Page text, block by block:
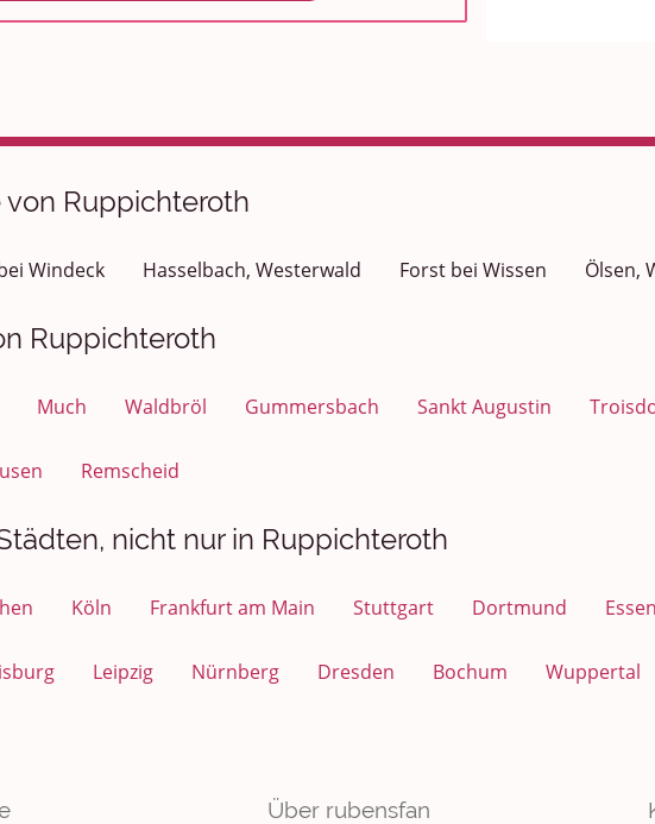
Ruppichteroth
Windeck Hasselbach, Westerwald Forst bei Wissen Ölsen,
Ruppichteroth
Much Waldbröl Gummersbach Sankt Augustin
Remscheid
nicht nur in Ruppichteroth
Köln Frankfurt am Main Stuttgart Dortmund Essen
Leipzig Nürnberg Dresden Bochum Wuppertal
Über rubensfan